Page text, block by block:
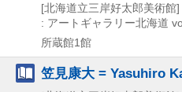
[北海道立三岸好太郎美術館]
: アートギャラリー北海道
所蔵館1館
笠見康大 = Yasuhiro